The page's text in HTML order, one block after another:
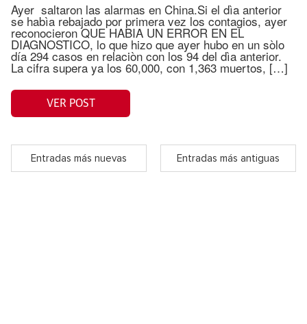
Ayer saltaron las alarmas en China.Si el dìa anterior
se habìa rebajado por primera vez los contagios, ayer
reconocieron QUE HABIA UN ERROR EN EL
DIAGNOSTICO, lo que hizo que ayer hubo en un sòlo
día 294 casos en relaciòn con los 94 del dìa anterior.
La cifra supera ya los 60,000, con 1,363 muertos, […]
VER POST
Entradas más nuevas Entradas más antiguas